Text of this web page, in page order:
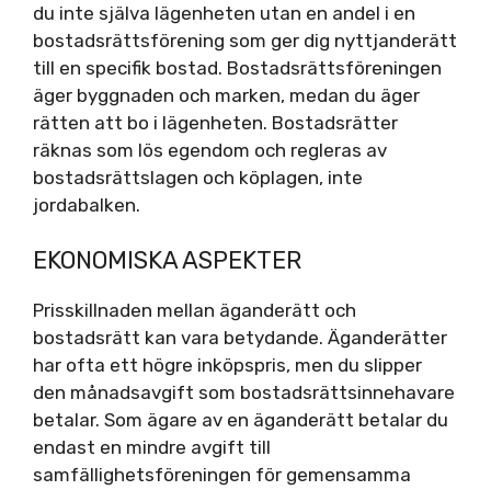
du inte själva lägenheten utan en andel i en
bostadsrättsförening som ger dig nyttjanderätt
till en specifik bostad. Bostadsrättsföreningen
äger byggnaden och marken, medan du äger
rätten att bo i lägenheten. Bostadsrätter
räknas som lös egendom och regleras av
bostadsrättslagen och köplagen, inte
jordabalken.
EKONOMISKA ASPEKTER
Prisskillnaden mellan äganderätt och
bostadsrätt kan vara betydande. Äganderätter
har ofta ett högre inköpspris, men du slipper
den månadsavgift som bostadsrättsinnehavare
betalar. Som ägare av en äganderätt betalar du
endast en mindre avgift till
samfällighetsföreningen för gemensamma